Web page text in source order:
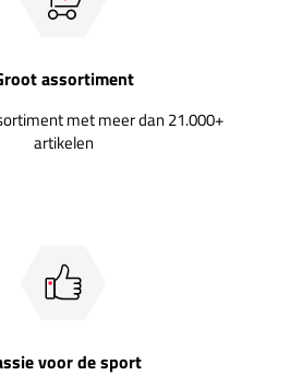
assortiment
met meer dan 21.000+
artikelen
voor de sport